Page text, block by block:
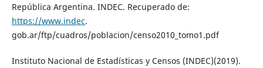
República Argentina. INDEC. Recuperado de:
https://www.indec.
gob.ar/ftp/cuadros/poblacion/censo2010_tomo1.pdf
Instituto Nacional de Estadísticas y Censos (INDEC)(2019).